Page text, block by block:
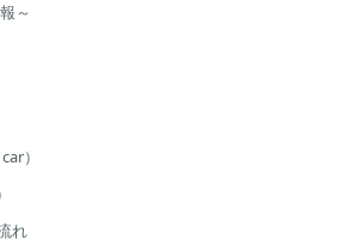
～
）
れ